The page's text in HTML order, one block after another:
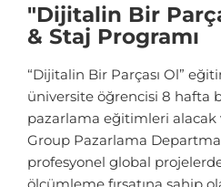
"Dijitalin Bir
& Staj Programı
“Dijitalin Bir Parçası Ol”
üniversite öğrencisi 8 hafta
pazarlama eğitimleri
Group Pazarlama
profesyonel global